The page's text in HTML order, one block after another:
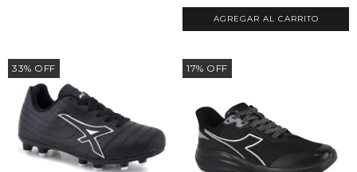
AGREGAR AL CARRITO
33% OFF 17% OFF